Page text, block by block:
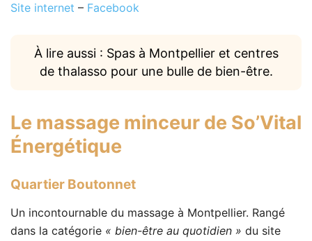
Site internet – Facebook
À lire aussi : Spas à Montpellier et centres
de thalasso pour une bulle de bien-être.
Le massage minceur de So’Vital
Énergétique
Quartier Boutonnet
Un incontournable du massage à Montpellier. Rangé
dans la catégorie « bien-être au quotidien » du site